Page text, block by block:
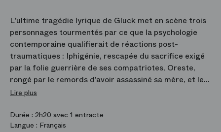
L’ultime tragédie lyrique de Gluck met en scène trois
personnages tourmentés par ce que la psychologie
contemporaine qualifierait de réactions post-
traumatiques : Iphigénie, rescapée du sacrifice exigé
par la folie guerrière de ses compatriotes, Oreste,
rongé par le remords d’avoir assassiné sa mère, et le
roi Thoas, obsédé par des visions cauchemardesques
Warlikowski situe l’oeuvre dans l’univers d’une maison
de retraite, où l’héroïne, pensionnaire vieillissante, est
Lire plus
Durée : 2h20 avec 1 entracte
Langue : Français